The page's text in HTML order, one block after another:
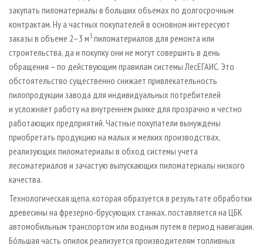
закупать пиломатериалы в больших объемах по долгосрочным
контрактам. Ну а частных покупателей в основном интересуют
заказы в объеме 2–3 м3 пиломатериалов для ремонта или
строительства, да и покупку они не могут совершить в день
обращения – по действующим правилам системы ЛесЕГАИС. Это
обстоятельство существенно снижает привлекательность
пилопродукции завода для индивидуальных потребителей
и усложняет работу на внутреннем рынке для прозрачно и честно
работающих предприятий. Частные покупатели вынуждены
приобретать продукцию на малых и мелких производствах,
реализующих пиломатериалы в обход системы учета
лесоматериалов и зачастую выпускающих пиломатериалы низкого
качества.
Технологическая щепа, которая образуется в результате обработки
древесины на фрезерно-брусующих станках, поставляется на ЦБК
автомобильным транспортом или водным путем в период навигации.
Бóльшая часть опилок реализуется производителям топливных